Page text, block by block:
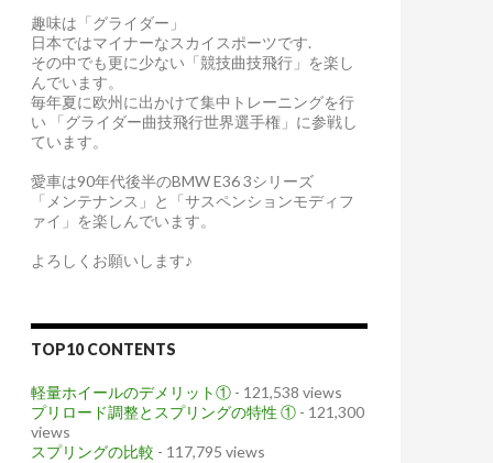
素晴らしいから弄るのは難しい】
趣味は「グライダー」
日本ではマイナーなスカイスポーツです.
その中でも更に少ない「競技曲技飛行」を楽し
んでいます。
毎年夏に欧州に出かけて集中トレーニングを行
い 「グライダー曲技飛行世界選手権」に参戦し
ています。
愛車は90年代後半のBMW E36 3シリーズ
「メンテナンス」と「サスペンションモディフ
ァイ」を楽しんでいます。
よろしくお願いします♪
TOP10 CONTENTS
軽量ホイールのデメリット① - 121,538 views
プリロード調整とスプリングの特性 ① - 121,300
views
スプリングの比較 - 117,795 views